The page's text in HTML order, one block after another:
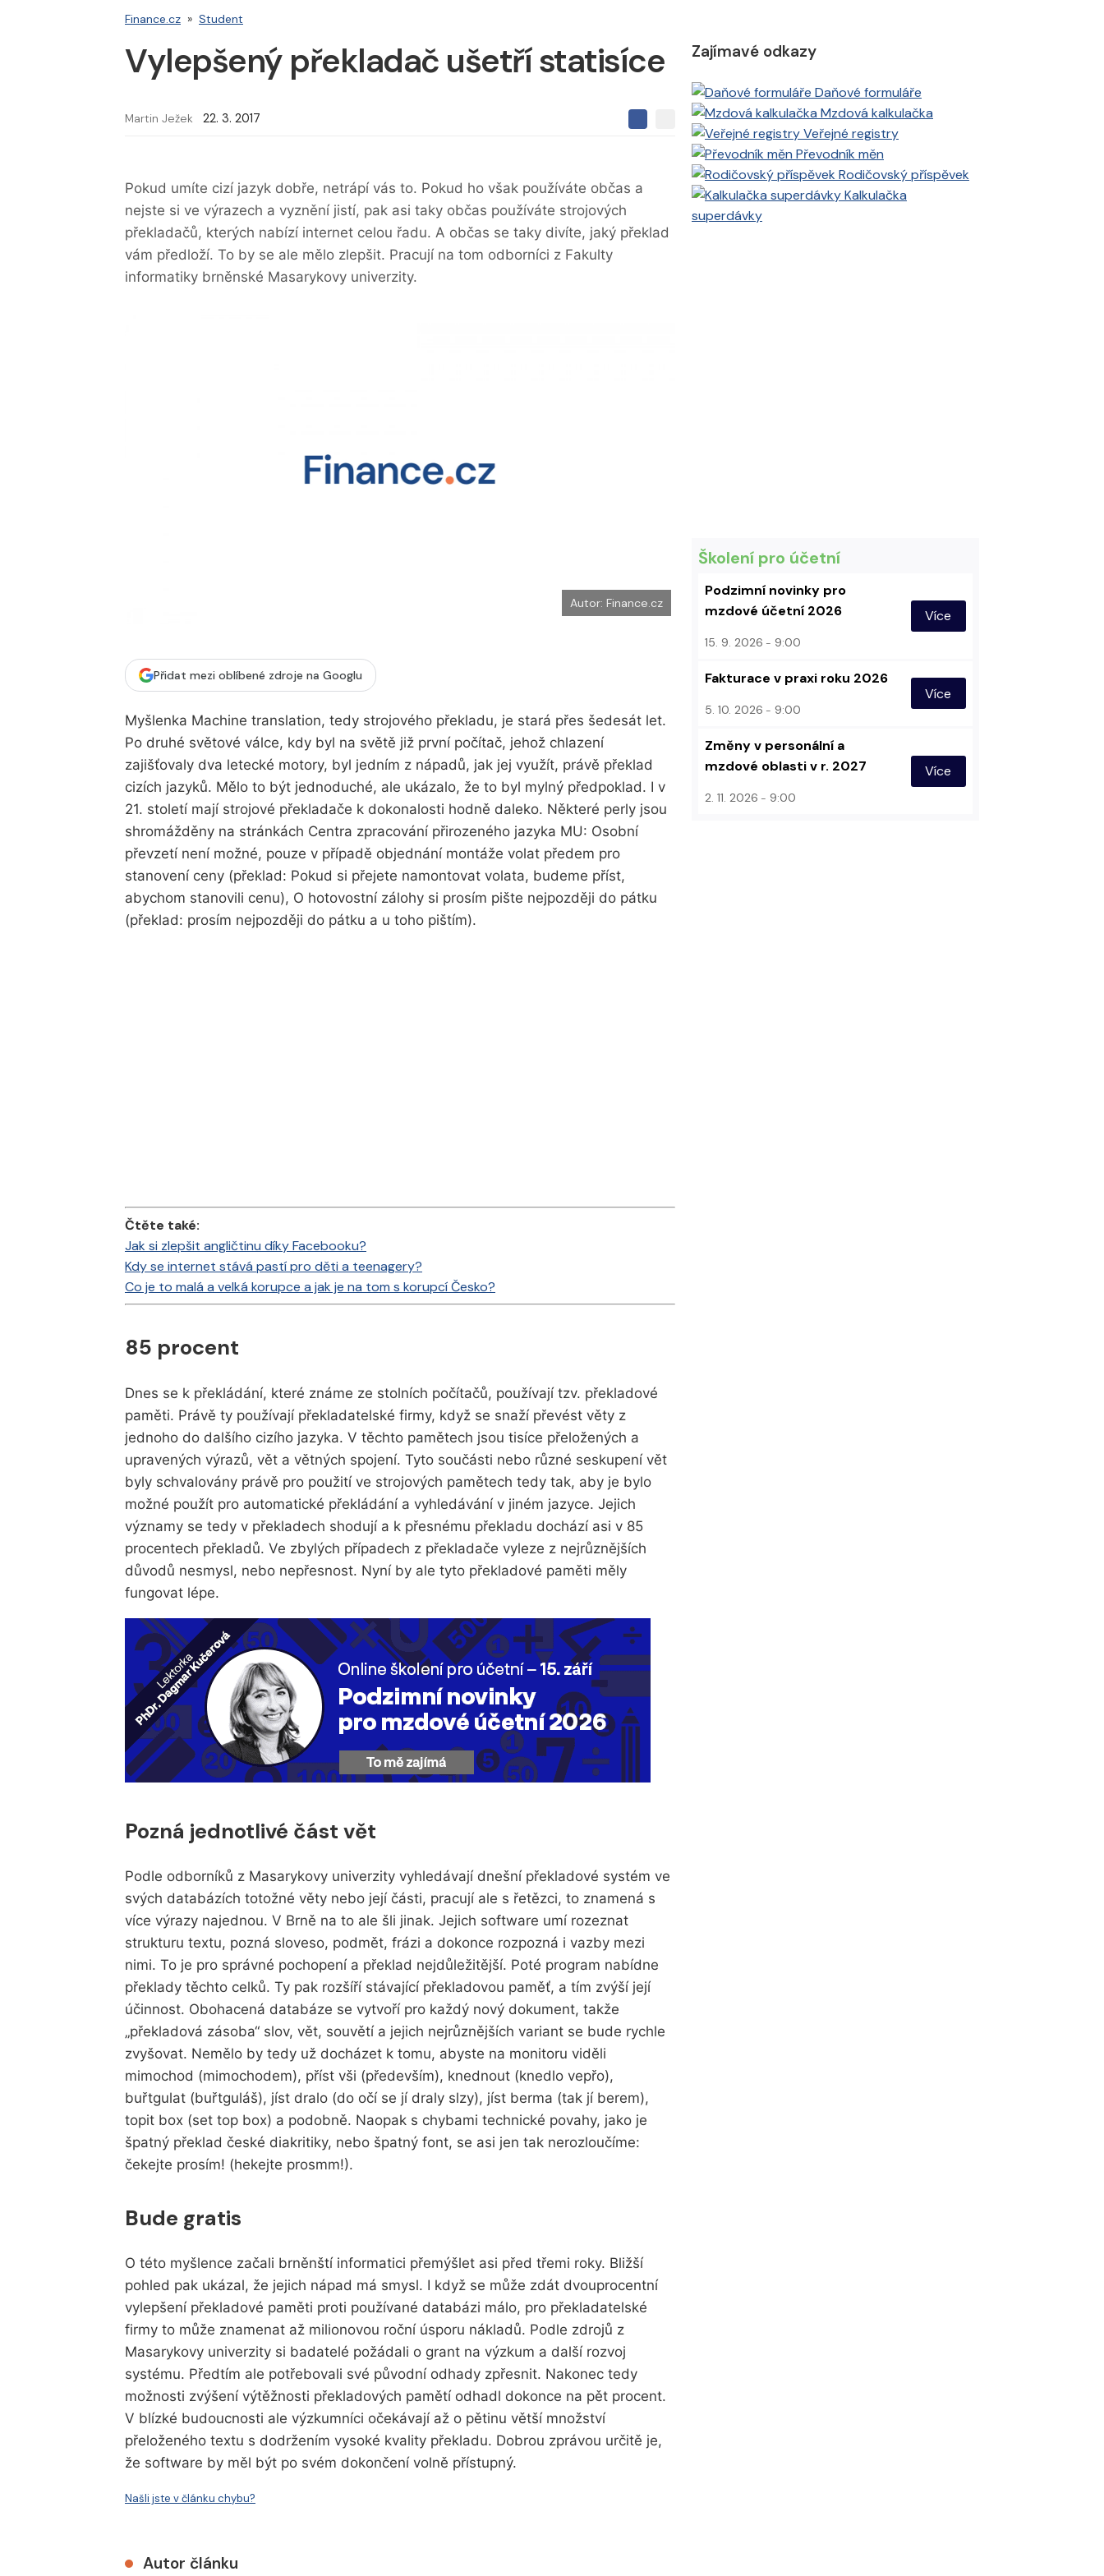
Finance.cz » Student
Vylepšený překladač ušetří statisíce
Martin Ježek 22. 3. 2017
S
l
t
S
j
n
a
n
Pokud umíte cizí jazyk dobře, netrápí vás to. Pokud ho však používáte občas a
nejste si ve výrazech a vyznění jistí, pak asi taky občas používáte strojových
překladačů, kterých nabízí internet celou řadu. A občas se taky divíte, jaký překlad
vám předloží. To by se ale mělo zlepšit. Pracují na tom odborníci z Fakulty
informatiky brněnské Masarykovy univerzity.
Autor: Finance.cz
Přidat mezi oblíbené zdroje na Googlu
Myšlenka Machine translation, tedy strojového překladu, je stará přes šedesát let.
Po druhé světové válce, kdy byl na světě již první počítač, jehož chlazení
zajišťovaly dva letecké motory, byl jedním z nápadů, jak jej využít, právě překlad
cizích jazyků. Mělo to být jednoduché, ale ukázalo, že to byl mylný předpoklad. I v
21. století mají strojové překladače k dokonalosti hodně daleko. Některé perly jsou
shromážděny na stránkách Centra zpracování přirozeného jazyka MU: Osobní
převzetí není možné, pouze v případě objednání montáže volat předem pro
stanovení ceny (překlad: Pokud si přejete namontovat volata, budeme příst,
abychom stanovili cenu), O hotovostní zálohy si prosím pište nejpozději do pátku
(překlad: prosím nejpozději do pátku a u toho pištím).
Čtěte také:
Jak si zlepšit angličtinu díky Facebooku?
Kdy se internet stává pastí pro děti a teenagery?
Co je to malá a velká korupce a jak je na tom s korupcí Česko?
85 procent
Dnes se k překládání, které známe ze stolních počítačů, používají tzv. překladové
paměti. Právě ty používají překladatelské firmy, když se snaží převést věty z
jednoho do dalšího cizího jazyka. V těchto pamětech jsou tisíce přeložených a
upravených výrazů, vět a větných spojení. Tyto součásti nebo různé seskupení vět
byly schvalovány právě pro použití ve strojových pamětech tedy tak, aby je bylo
možné použít pro automatické překládání a vyhledávání v jiném jazyce. Jejich
významy se tedy v překladech shodují a k přesnému překladu dochází asi v 85
procentech překladů. Ve zbylých případech z překladače vyleze z nejrůznějších
důvodů nesmysl, nebo nepřesnost. Nyní by ale tyto překladové paměti měly
fungovat lépe.
Pozná jednotlivé část vět
Podle odborníků z Masarykovy univerzity vyhledávají dnešní překladové systém ve
svých databázích totožné věty nebo její části, pracují ale s řetězci, to znamená s
více výrazy najednou. V Brně na to ale šli jinak. Jejich software umí rozeznat
strukturu textu, pozná sloveso, podmět, frázi a dokonce rozpozná i vazby mezi
nimi. To je pro správné pochopení a překlad nejdůležitější. Poté program nabídne
překlady těchto celků. Ty pak rozšíří stávající překladovou paměť, a tím zvýší její
účinnost. Obohacená databáze se vytvoří pro každý nový dokument, takže
„překladová zásoba“ slov, vět, souvětí a jejich nejrůznějších variant se bude rychle
zvyšovat. Nemělo by tedy už docházet k tomu, abyste na monitoru viděli
mimochod (mimochodem), příst vši (především), knednout (knedlo vepřo),
buřtgulat (buřtguláš), jíst dralo (do očí se jí draly slzy), jíst berma (tak jí berem),
topit box (set top box) a podobně. Naopak s chybami technické povahy, jako je
špatný překlad české diakritiky, nebo špatný font, se asi jen tak nerozloučíme:
čekejte prosím! (hekejte prosmm!).
Bude gratis
O této myšlence začali brněnští informatici přemýšlet asi před třemi roky. Bližší
pohled pak ukázal, že jejich nápad má smysl. I když se může zdát dvouprocentní
vylepšení překladové paměti proti používané databázi málo, pro překladatelské
firmy to může znamenat až milionovou roční úsporu nákladů. Podle zdrojů z
Masarykovy univerzity si badatelé požádali o grant na výzkum a další rozvoj
systému. Předtím ale potřebovali své původní odhady zpřesnit. Nakonec tedy
možnosti zvýšení výtěžnosti překladových pamětí odhadl dokonce na pět procent.
V blízké budoucnosti ale výzkumníci očekávají až o pětinu větší množství
přeloženého textu s dodržením vysoké kvality překladu. Dobrou zprávou určitě je,
že software by měl být po svém dokončení volně přístupný.
Našli jste v článku chybu?
Autor článku
Zajímavé odkazy
Daňové formuláře
Mzdová kalkulačka
Veřejné registry
Převodník měn
Rodičovský příspěvek
Kalkulačka
superdávky
Školení pro účetní
Podzimní novinky pro
mzdové účetní 2026
15. 9. 2026 9:00
Více
Fakturace v praxi roku 2026
5. 10. 2026 9:00
Více
Změny v personální a
mzdové oblasti v r. 2027
2. 11. 2026 9:00
Více